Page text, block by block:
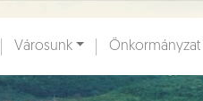
Ugrás a fő tartalomhoz
Városunk Önkormányzat